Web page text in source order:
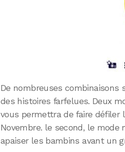
De nombreuses combinaisons
des histoires farfelues. Deux
vous permettra de faire défiler
Novembre. le second, le
apaiser les bambins avant un